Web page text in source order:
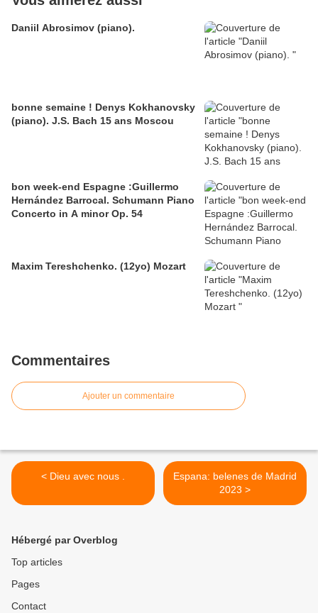
Daniil Abrosimov (piano).
bonne semaine ! Denys Kokhanovsky
(piano). J.S. Bach 15 ans Moscou
bon week-end Espagne :Guillermo
Hernández Barrocal. Schumann Piano
Concerto in A minor Op. 54
Maxim Tereshchenko. (12yo) Mozart
Commentaires
Ajouter un commentaire
< Dieu avec nous .
Espana: belenes de Madrid
2023 >
Hébergé par Overblog
Top articles
Pages
Contact